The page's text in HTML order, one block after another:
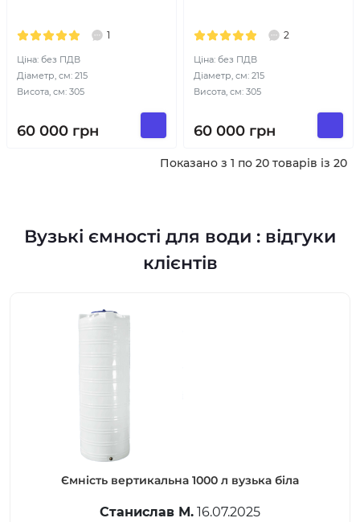
1
Ціна: без ПДВ
Діаметр, см: 215
Висота, см: 305
60 000 грн
2
Ціна: без ПДВ
Діаметр, см: 215
Висота, см: 305
60 000 грн
Показано з 1 по 20 товарів із 20
Вузькі ємності для води : відгуки
клієнтів
Ємність вертикальна 1000 л вузька біла
Станислав М. 16.07.2025